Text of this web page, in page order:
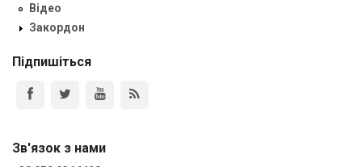
Відео
Закордон
Підпишіться
Зв'язок з нами